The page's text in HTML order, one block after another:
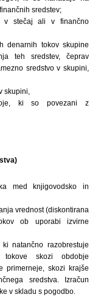
sredstev;
v stečaj ali v finančno
denarnih tokov skupine
teh sredstev, čeprav
sredstvo v skupini,
skupini,
ki so povezani z
med knjigovodsko in
vrednost (diskontirana
ob uporabi izvirne
natančno razobrestuje
tokove skozi obdobje
primerneje, skozi krajše
sredstva. Izračun
v skladu s pogodbo.